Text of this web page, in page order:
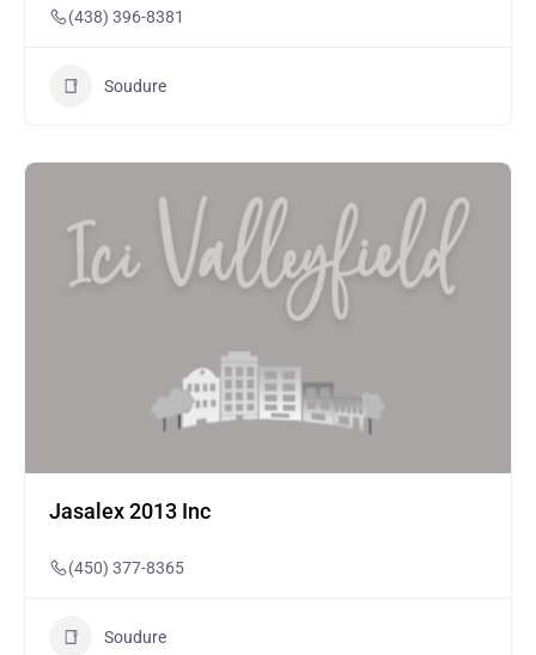
(438) 396-8381
Soudure
Jasalex 2013 Inc
(450) 377-8365
Soudure